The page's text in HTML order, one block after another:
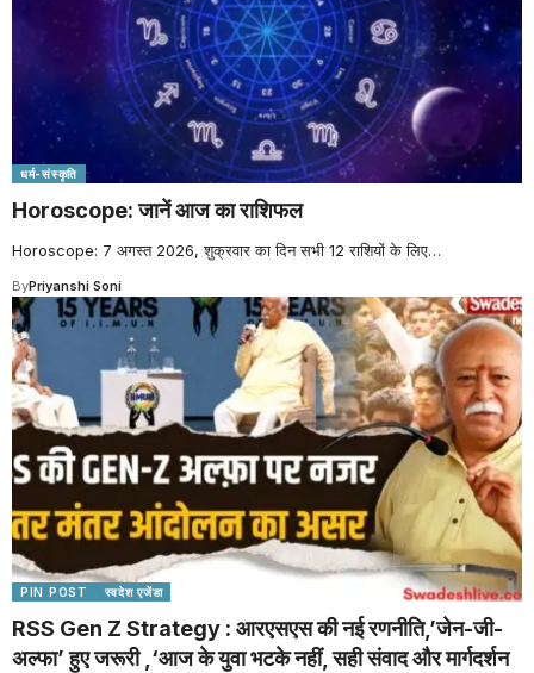
धर्म-संस्कृति
Horoscope: जानें आज का राशिफल
Horoscope: 7 अगस्त 2026, शुक्रवार का दिन सभी 12 राशियों के लिए…
ByPriyanshi Soni
PIN POST स्वदेश एजेंडा
RSS Gen Z Strategy : आरएसएस की नई रणनीति,’जेन-जी-
अल्फा’ हुए जरूरी ,‘आज के युवा भटके नहीं, सही संवाद और मार्गदर्शन